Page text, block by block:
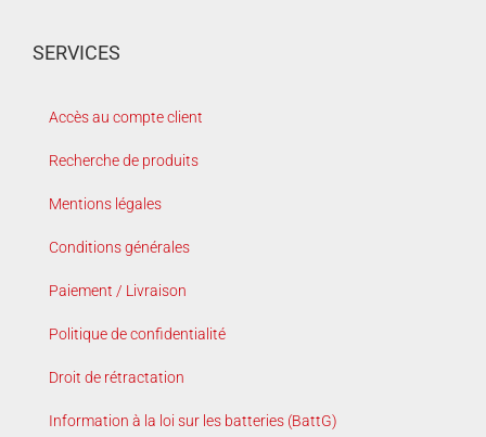
SERVICES
Accès au compte client
Recherche de produits
Mentions légales
Conditions générales
Paiement / Livraison
Politique de confidentialité
Droit de rétractation
Information à la loi sur les batteries (BattG)